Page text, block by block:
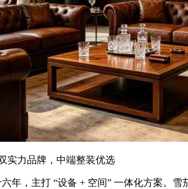
力品牌，中端整装优选
年，主打 “设备 + 空间” 一体化方案。